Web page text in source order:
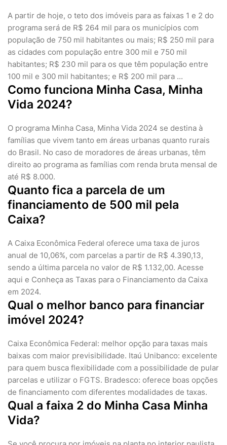
A partir de hoje, o teto dos imóveis para as faixas 1 e 2 do
programa será de R$ 264 mil para os municípios com
população de 750 mil habitantes ou mais; R$ 250 mil para
as cidades com população entre 300 mil e 750 mil
habitantes; R$ 230 mil para os que têm população entre
100 mil e 300 mil habitantes; e R$ 200 mil para ...
Como funciona Minha Casa, Minha
Vida 2024?
O programa Minha Casa, Minha Vida 2024 se destina à
famílias que vivem tanto em áreas urbanas quanto rurais
do Brasil. No caso de moradores de áreas urbanas, têm
direito ao programa as famílias com renda bruta mensal de
até R$ 8.000.
Quanto fica a parcela de um
financiamento de 500 mil pela
Caixa?
A Caixa Econômica Federal oferece uma taxa de juros
anual de 10,06%, com parcelas a partir de R$ 4.390,13,
sendo a última parcela no valor de R$ 1.132,00. Acesse
aqui e Conheça as Taxas para o Financiamento da Caixa
em 2024.
Qual o melhor banco para financiar
imóvel 2024?
Caixa Econômica Federal: melhor opção para taxas mais
baixas com maior previsibilidade. Itaú Unibanco: excelente
para quem busca flexibilidade com a possibilidade de pular
parcelas e utilizar o FGTS. Bradesco: oferece boas opções
de financiamento com diferentes modalidades de taxas.
Qual a faixa 2 do Minha Casa Minha
Vida?